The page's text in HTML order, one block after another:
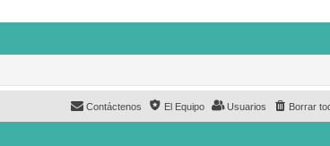
Borrar
Usuarios
El Equipo
Contáctenos